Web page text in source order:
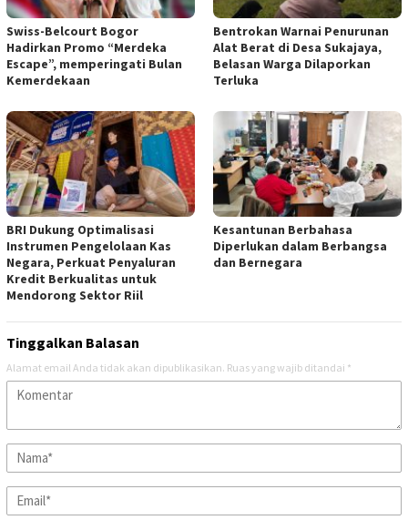
Swiss-Belcourt Bogor
Hadirkan Promo “Merdeka
Escape”, memperingati Bulan
Kemerdekaan
Bentrokan Warnai Penurunan
Alat Berat di Desa Sukajaya,
Belasan Warga Dilaporkan
Terluka
BRI Dukung Optimalisasi
Instrumen Pengelolaan Kas
Negara, Perkuat Penyaluran
Kredit Berkualitas untuk
Mendorong Sektor Riil
Kesantunan Berbahasa
Diperlukan dalam Berbangsa
dan Bernegara
Tinggalkan Balasan
Alamat email Anda tidak akan dipublikasikan. Ruas yang wajib ditandai *